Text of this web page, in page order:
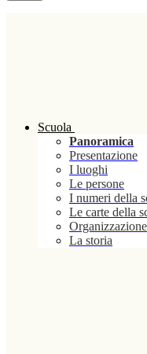
Scuola
Panoramica
Presentazione
I luoghi
Le persone
I numeri della
Le carte della
Organizzazione
La storia